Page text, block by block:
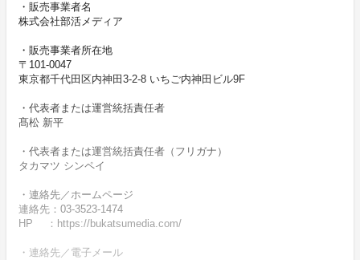
・販売事業者名
株式会社部活メディア
・販売事業者所在地
〒101-0047
東京都千代田区内神田3-2-8 いちご内神田ビル9F
・代表者または運営統括責任者
髙松 新平
・代表者または運営統括責任者（フリガナ）
タカマツ シンペイ
・連絡先／ホームページ
連絡先：03-3523-1474
HP ：https://bukatsumedia.com/
・連絡先／電子メール